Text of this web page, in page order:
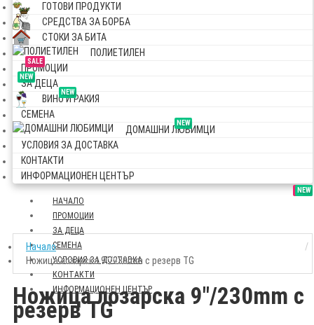
ГОТОВИ ПРОДУКТИ
СРЕДСТВА ЗА БОРБА
СТОКИ ЗА БИТА
ПОЛИЕТИЛЕН
SALE
ПРОМОЦИИ
NEW
ЗА ДЕЦА
NEW
ВИНО И РАКИЯ
СЕМЕНА
NEW
ДОМАШНИ ЛЮБИМЦИ
УСЛОВИЯ ЗА ДОСТАВКА
КОНТАКТИ
ИНФОРМАЦИОНЕН ЦЕНТЪР
НАЧАЛО
SALE
ПРОМОЦИИ
NEW
ЗА ДЕЦА
СЕМЕНА
УСЛОВИЯ ЗА ДОСТАВКА
КОНТАКТИ
ИНФОРМАЦИОНЕН ЦЕНТЪР
Начало
Ножица лозарска 9"/230mm с резерв TG
Ножица лозарска 9"/230mm с
резерв TG